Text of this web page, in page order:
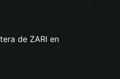
de ZARI en